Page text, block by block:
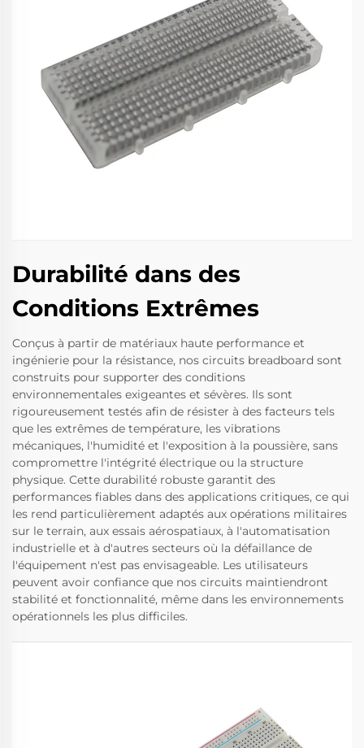
Durabilité dans des
Conditions Extrêmes
Conçus à partir de matériaux haute performance et
ingénierie pour la résistance, nos circuits breadboard sont
construits pour supporter des conditions
environnementales exigeantes et sévères. Ils sont
rigoureusement testés afin de résister à des facteurs tels
que les extrêmes de température, les vibrations
mécaniques, l'humidité et l'exposition à la poussière, sans
compromettre l'intégrité électrique ou la structure
physique. Cette durabilité robuste garantit des
performances fiables dans des applications critiques, ce qui
les rend particulièrement adaptés aux opérations militaires
sur le terrain, aux essais aérospatiaux, à l'automatisation
industrielle et à d'autres secteurs où la défaillance de
l'équipement n'est pas envisageable. Les utilisateurs
peuvent avoir confiance que nos circuits maintiendront
stabilité et fonctionnalité, même dans les environnements
opérationnels les plus difficiles.